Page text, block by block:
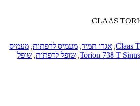
CLAAS
Claas
, אגרו תמיר, מעמיס לרפתות, מעמיס
, שופל לרפתות, שופל